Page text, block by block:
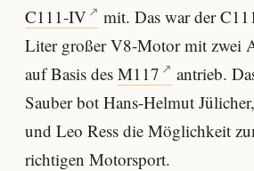
C111-IV
mit. Das war der
Liter großer V8-Motor mit zwei
auf Basis des M117
antrieb.
Sauber bot Hans-Helmut
und Leo Ress die Möglichkeit
richtigen Motorsport.